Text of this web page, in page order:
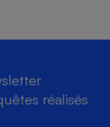
réalisés